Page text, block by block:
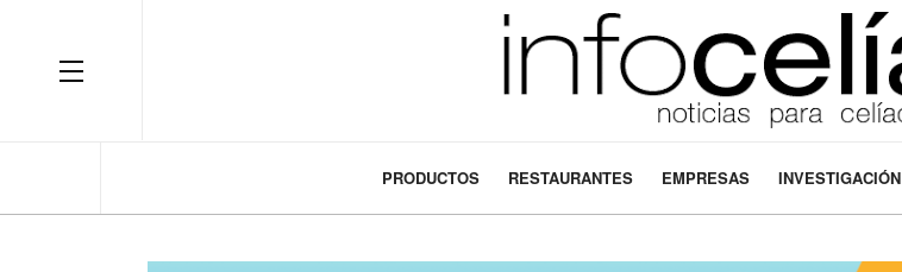
OFF CANVAS
PRODUCTOS RESTAURANTES EMPRESAS INVESTIGACIÓN